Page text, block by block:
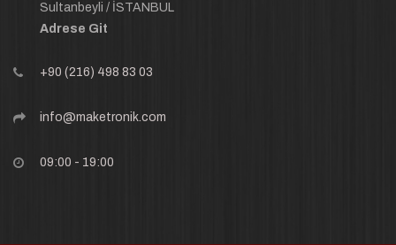
Sultanbeyli / İSTANBUL
Adrese Git
+90 (216) 498 83 03
info@maketronik.com
09:00 - 19:00